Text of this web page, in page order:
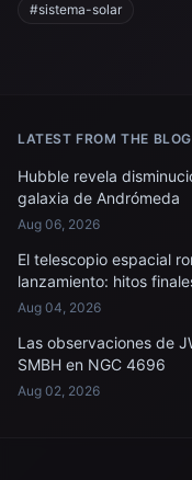
#sistema-solar
LATEST FROM THE BLOG
Hubble revela
galaxia de Andrómeda
Aug 06, 2026
El telescopio espacial
lanzamiento: hitos
Aug 04, 2026
Las observaciones de
SMBH en NGC 4696
Aug 02, 2026